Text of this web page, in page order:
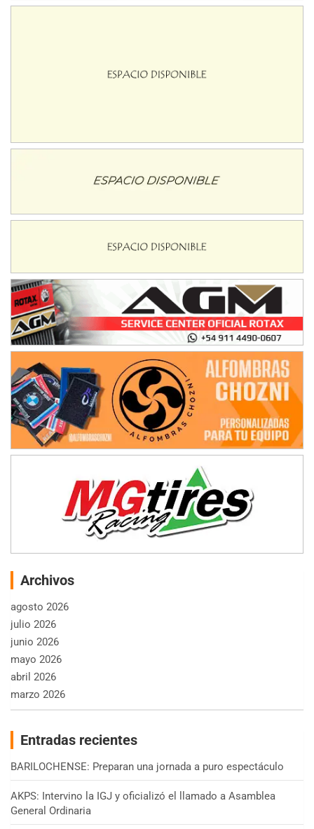
Archivos
agosto 2026
julio 2026
junio 2026
mayo 2026
abril 2026
marzo 2026
Entradas recientes
BARILOCHENSE: Preparan una jornada a puro espectáculo
AKPS: Intervino la IGJ y oficializó el llamado a Asamblea
General Ordinaria